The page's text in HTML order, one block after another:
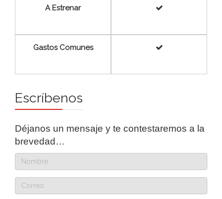
A Estrenar
Gastos Comunes
Escríbenos
Déjanos un mensaje y te contestaremos a la
brevedad…